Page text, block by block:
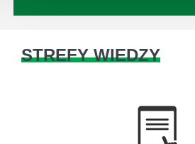
STREFY WIEDZY